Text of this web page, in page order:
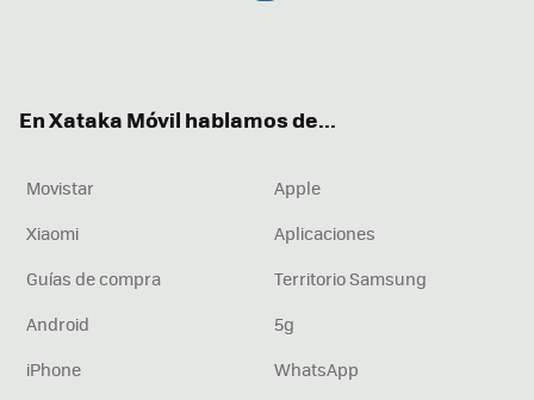
En Xataka Móvil hablamos de...
Movistar
Apple
Xiaomi
Aplicaciones
Guías de compra
Territorio Samsung
Android
5g
iPhone
WhatsApp